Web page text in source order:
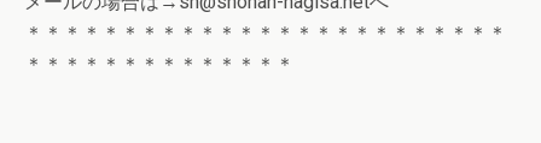
＊＊＊＊＊＊＊＊＊＊＊＊＊＊＊＊＊＊＊＊＊＊＊＊＊
＊＊＊＊＊＊＊＊＊＊＊＊＊＊